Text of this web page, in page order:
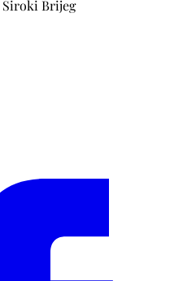
Siroki Brijeg